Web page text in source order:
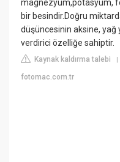
magnezyum,potasyum,
bir besindir.Doğru
düşüncesinin aksine, yağ
verdirici özelliğe sahiptir.
Kaynak kaldırma talebi
fotomac.com.tr